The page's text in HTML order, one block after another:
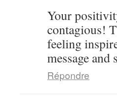
Your
contagious!
feeling
message
Répondre